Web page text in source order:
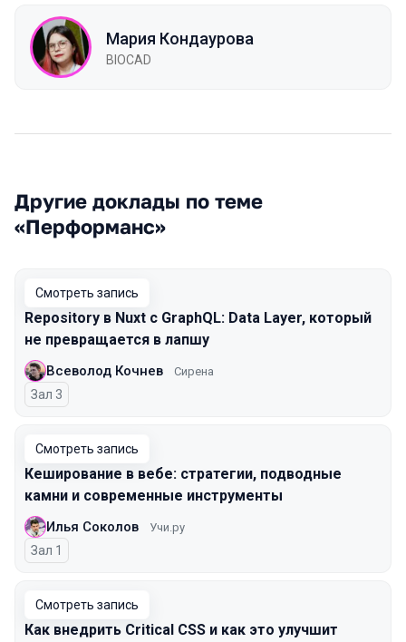
Мария Кондаурова
BIOCAD
Другие доклады по теме
«Перформанс»
Смотреть запись
Repository в Nuxt с GraphQL: Data Layer, который
не превращается в лапшу
Всеволод Кочнев Сирена
Зал 3
Смотреть запись
Кеширование в вебе: стратегии, подводные
камни и современные инструменты
Илья Соколов Учи.ру
Зал 1
Смотреть запись
Как внедрить Critical CSS и как это улучшит